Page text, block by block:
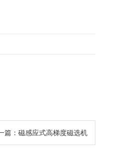
篇：磁感应式高梯度磁选机